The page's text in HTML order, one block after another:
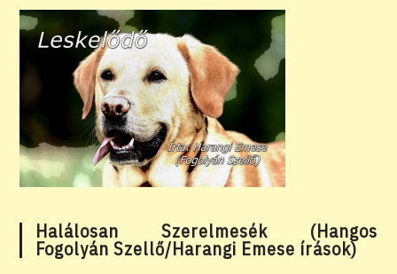
Halálosan Szerelmesék (Hangos
Fogolyán Szellő/Harangi Emese írások)